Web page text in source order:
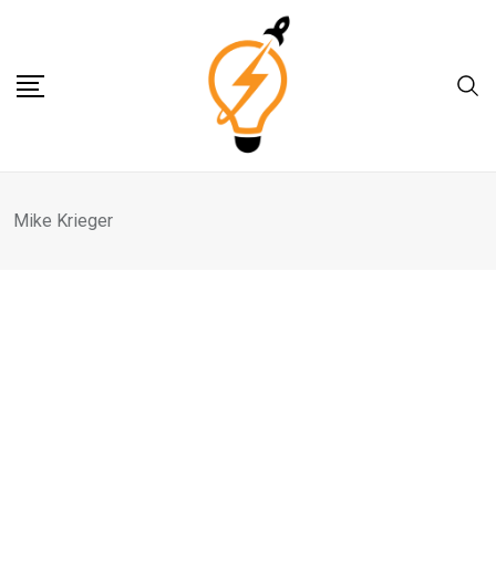
content
Mike Krieger